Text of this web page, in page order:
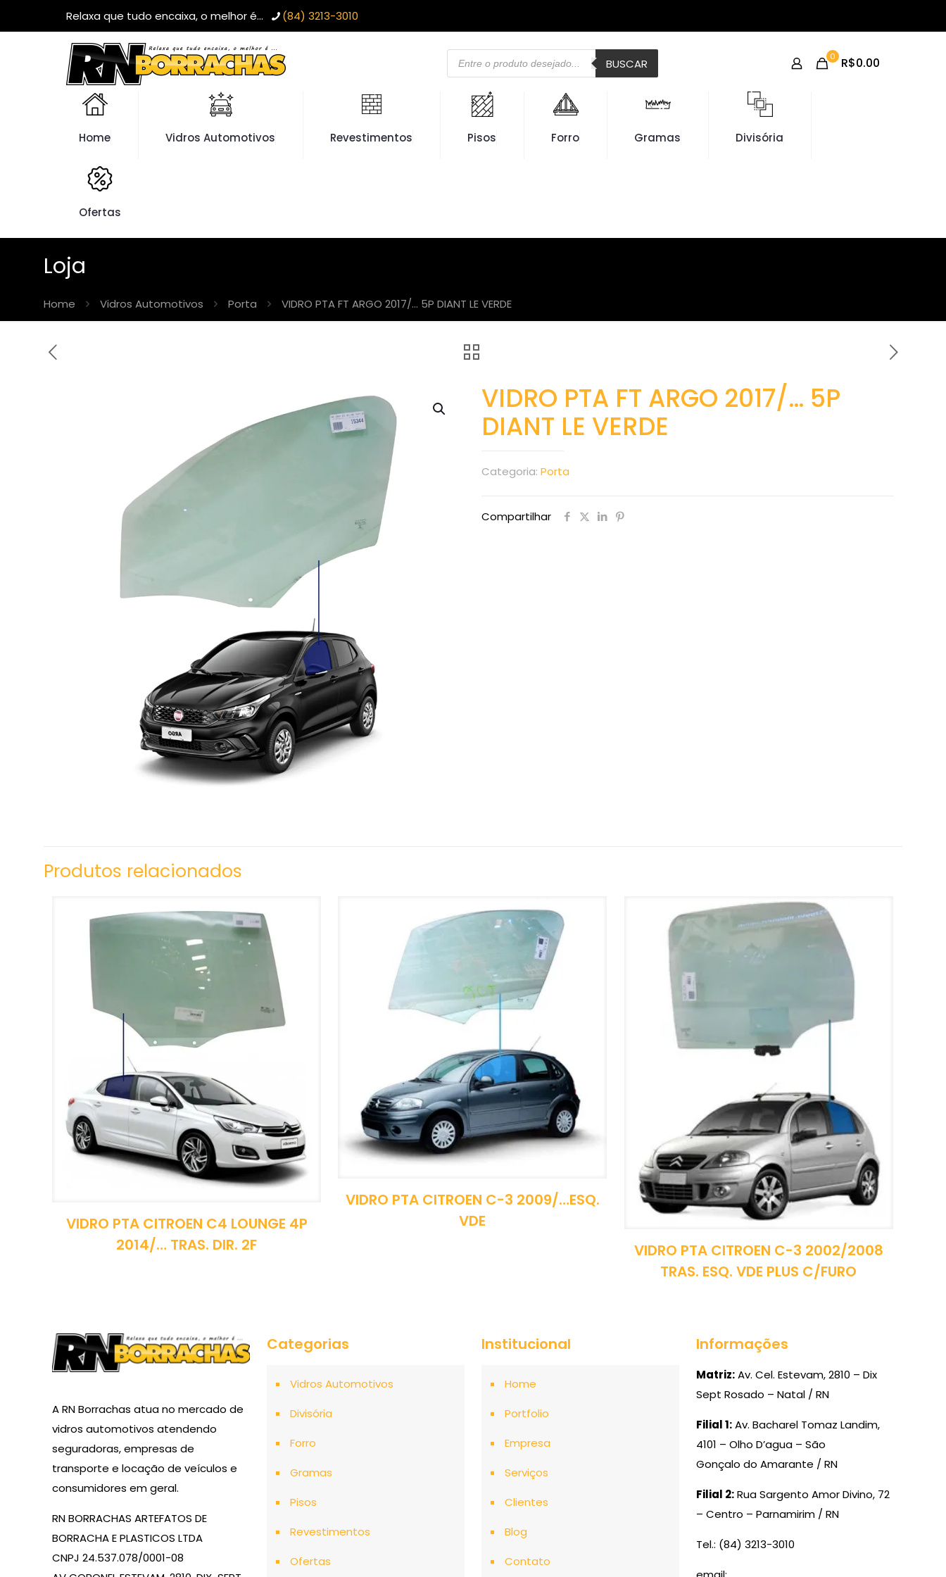
Relaxa que tudo encaixa, o melhor é... (84) 3213-3010
Pesquisar
produtos BUSCAR 0 R$0.00
Home Vidros Automotivos Revestimentos Pisos Forro Gramas Divisória
Ofertas
Loja
Home Vidros Automotivos Porta VIDRO PTA FT ARGO 2017/… 5P DIANT LE VERDE
VIDRO PTA FT ARGO 2017/… 5P
DIANT LE VERDE
Categoria: Porta
Compartilhar
Produtos relacionados
VIDRO PTA CITROEN C4 LOUNGE 4P
2014/… TRAS. DIR. 2F
VIDRO PTA CITROEN C-3 2009/…ESQ.
VDE
VIDRO PTA CITROEN C-3 2002/2008
TRAS. ESQ. VDE PLUS C/FURO
A RN Borrachas atua no mercado de
vidros automotivos atendendo
seguradoras, empresas de
transporte e locação de veículos e
consumidores em geral.
RN BORRACHAS ARTEFATOS DE
BORRACHA E PLASTICOS LTDA
CNPJ 24.537.078/0001-08
Categorias
Vidros Automotivos
Divisória
Forro
Gramas
Pisos
Revestimentos
Ofertas
Institucional
Home
Portfolio
Empresa
Serviços
Clientes
Blog
Contato
Informações
Matriz:Av. Cel. Estevam, 2810 – Dix
Sept Rosado – Natal / RN
Filial 1:Av. Bacharel Tomaz Landim,
4101 – Olho D’agua – São
Gonçalo do Amarante / RN
Filial 2:Rua Sargento Amor Divino, 72
– Centro – Parnamirim / RN
Tel.: (84) 3213-3010